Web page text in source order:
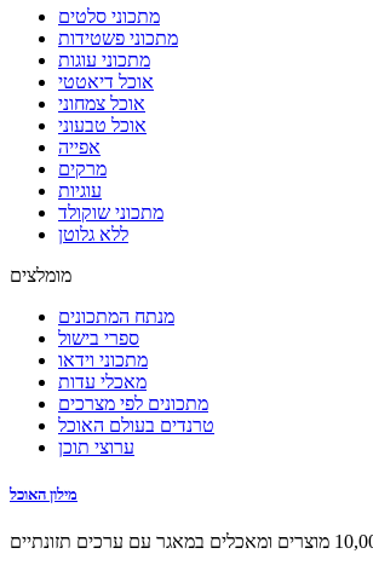
מתכוני סלטים
מתכוני פשטידות
מתכוני עוגות
אוכל דיאטטי
אוכל צמחוני
אוכל טבעוני
אפייה
מרקים
עוגיות
מתכוני שוקולד
ללא גלוטן
מומלצים
מנתח המתכונים
ספרי בישול
מתכוני וידאו
מאכלי עדות
מתכונים לפי מצרכים
טרנדים בעולם האוכל
ערוצי תוכן
מילון האוכל